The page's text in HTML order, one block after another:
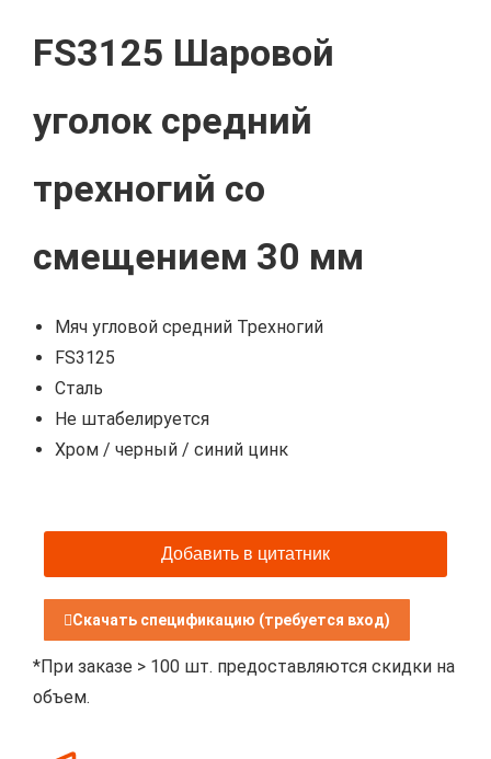
FS3125 Шаровой
уголок средний
трехногий со
смещением 30 мм
Мяч угловой средний Трехногий
FS3125
Сталь
Не штабелируется
Хром / черный / синий цинк
Добавить в цитатник
Скачать спецификацию (требуется вход)
*При заказе > 100 шт. предоставляются скидки на
объем.